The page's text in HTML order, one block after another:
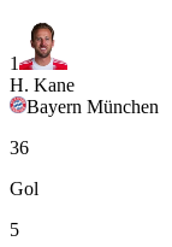
1
H. Kane
Bayern München
36
Gol
5